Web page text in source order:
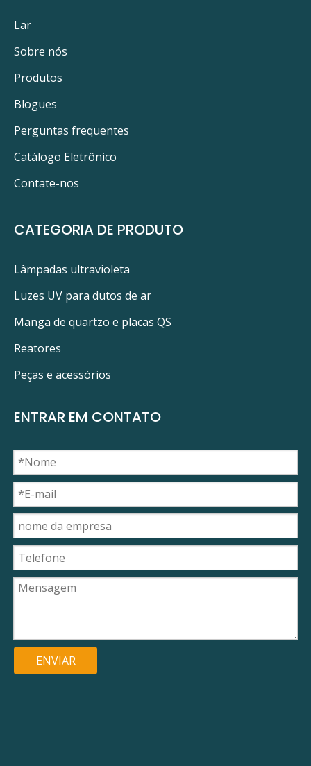
Lar
Sobre nós
Produtos
Blogues
Perguntas frequentes
Catálogo Eletrônico
Contate-nos
CATEGORIA DE PRODUTO
Lâmpadas ultravioleta
Luzes UV para dutos de ar
Manga de quartzo e placas QS
Reatores
Peças e acessórios
ENTRAR EM CONTATO
ENVIAR